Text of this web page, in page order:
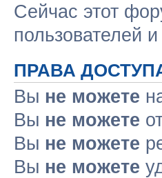
Сейчас этот
пользователей и
ПРАВА
Вы не можете
Вы не можете
Вы не можете
Вы не можете